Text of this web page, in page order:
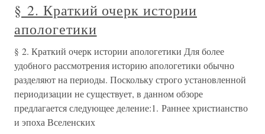
§ 2. Краткий очерк истории
апологетики
§ 2. Краткий очерк истории апологетики Для более
удобного рассмотрения историю апологетики обычно
разделяют на периоды. Поскольку строго установленной
периодизации не существует, в данном обзоре
предлагается следующее деление:1. Раннее христианство
и эпоха Вселенских